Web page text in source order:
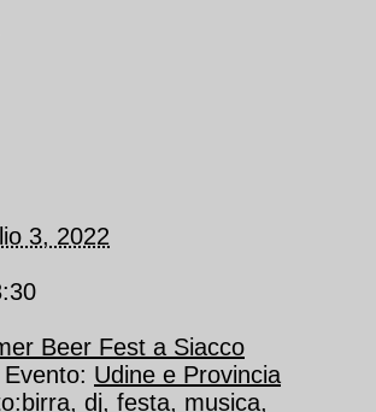
3, 2022
Beer Fest a Siacco
Udine e Provincia
birra, dj, festa, musica,